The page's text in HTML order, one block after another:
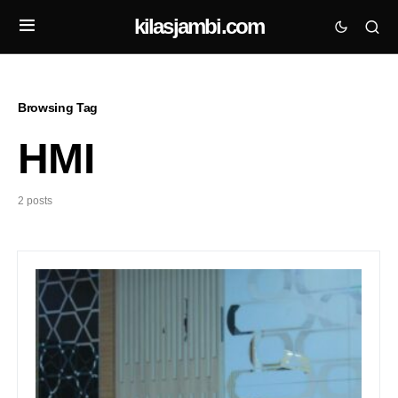
kilasjambi.com
Browsing Tag
HMI
2 posts